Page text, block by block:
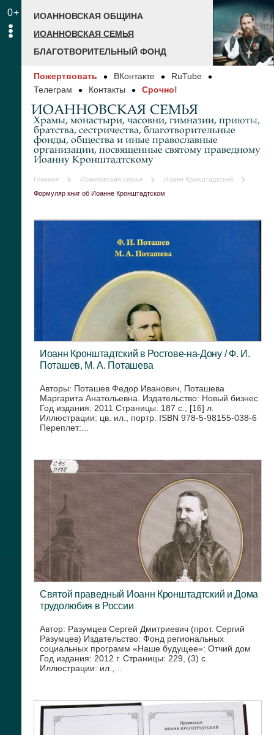
0+
ИОАННОВСКАЯ ОБЩИНА
ИОАННОВСКАЯ СЕМЬЯ
БЛАГОТВОРИТЕЛЬНЫЙ ФОНД
Пожертвовать ВКонтакте
RuTube
Телеграм
Контакты Срочно!
ИОАННОВСКАЯ СЕМЬЯ
Храмы, монастыри, часовни, гимназии, приюты,
братства, сестричества, благотворительные
фонды, общества и иные православные
организации, посвященные святому праведному
Иоанну Кронштадтскому
Главная Иоанновская семья
Иоанн Кронштадтский
Формуляр книг об Иоанне Кронштадтском
Иоанн Кронштадтский в Ростове-на-Дону / Ф. И.
Поташев, М. А. Поташева
Авторы: Поташев Федор Иванович, Поташева
Маргарита Анатольевна. Издательство: Новый бизнес
Год издания: 2011 Страницы: 187 с., [16] л.
Иллюстрации: цв. ил., портр. ISBN 978-5-98155-038-6
Переплет:...
Святой праведный Иоанн Кронштадтский и Дома
трудолюбия в России
Автор: Разумцев Сергей Дмитриевич (прот. Сергий
Разумцев) Издательство: Фонд региональных
социальных программ «Наше будущее»: Отчий дом
Год издания: 2012 г. Страницы: 229, (3) с.
Иллюстрации: ил.,...